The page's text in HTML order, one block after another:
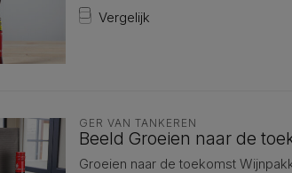
Vergelijk
GER VAN TANKEREN
Beeld Groeien naar de
Groeien naar de toekomst